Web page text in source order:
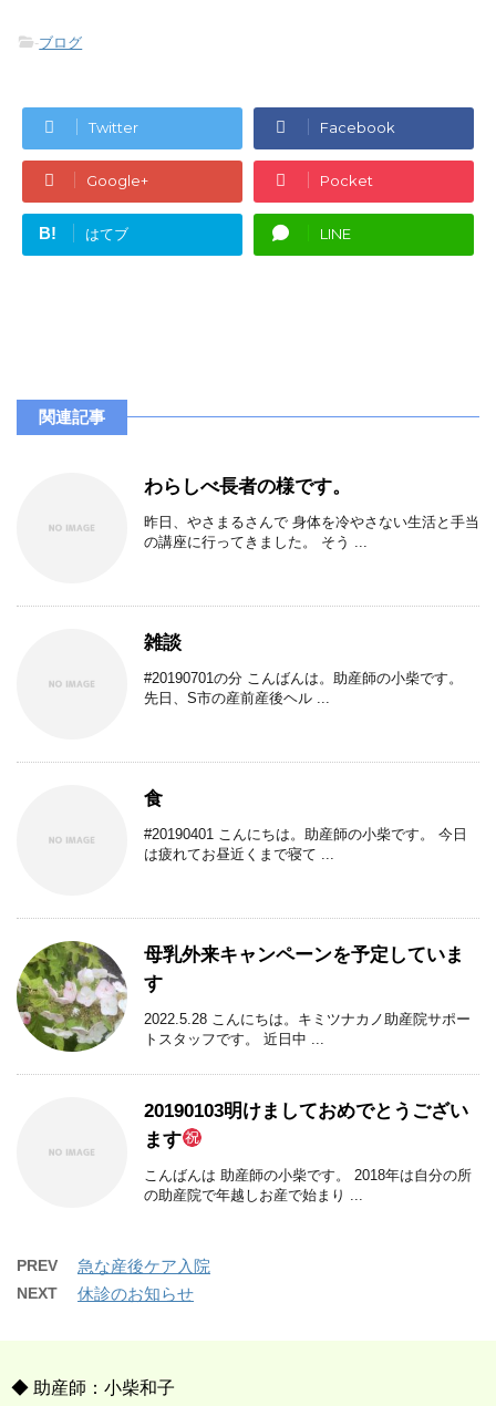
-ブログ
Twitter Facebook
Google+ Pocket
B! はてブ LINE
関連記事
わらしべ長者の様です。
昨日、やさまるさんで 身体を冷やさない生活と手当
の講座に行ってきました。 そう ...
雑談
#20190701の分 こんばんは。助産師の小柴です。
先日、S市の産前産後ヘル ...
食
#20190401 こんにちは。助産師の小柴です。 今日
は疲れてお昼近くまで寝て ...
母乳外来キャンペーンを予定していま
す
2022.5.28 こんにちは。キミツナカノ助産院サポー
トスタッフです。 近日中 ...
20190103明けましておめでとうござい
ます
こんばんは 助産師の小柴です。 2018年は自分の所
の助産院で年越しお産で始まり ...
PREV 急な産後ケア入院
NEXT 休診のお知らせ
◆ 助産師：小柴和子